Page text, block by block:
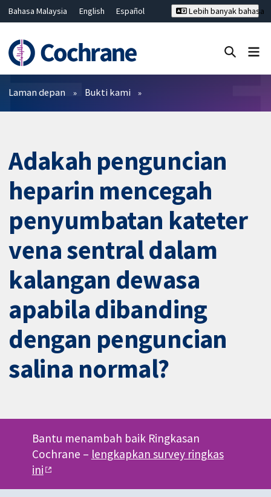
Bahasa Malaysia English
Español
Hrvatski
Deutsch ไทย
繁體中文
简体中文
Lebih banyak bahasa
Penapis
Laman depan Bukti kami
Adakah penguncian
heparin mencegah
penyumbatan kateter
vena sentral dalam
kalangan dewasa
apabila dibanding
dengan penguncian
salina normal?
Bantu menambah baik Ringkasan
Cochrane – lengkapkan survey ringkas
ini